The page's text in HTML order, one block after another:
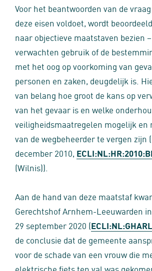
Voor het beantwoorden van de
deze eisen voldoet, wordt
naar objectieve maatstaven bezien
verwachten gebruik of de
met het oog op voorkoming van
personen en zaken, deugdelijk is.
van belang hoe groot de kans op
van het gevaar is en welke
veiligheidsmaatregelen mogelijk en
van de wegbeheerder te vergen zijn
december 2010,
(Wilnis)).
Aan de hand van deze maatstaf
Gerechtshof Arnhem-Leeuwarden
29 september 2020 (
de conclusie dat de gemeente
voor de schade van een vrouw die
elektrische fiets ten val was